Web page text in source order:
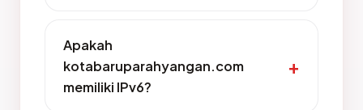
Apakah
kotabaruparahyangan.com
memiliki IPv6?